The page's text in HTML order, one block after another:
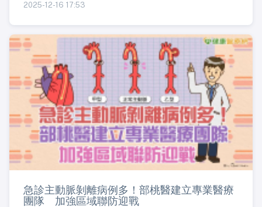
2025-12-16 17:53
急診主動脈剝離病例多！部桃醫建立專業醫療
團隊 加強區域聯防迎戰